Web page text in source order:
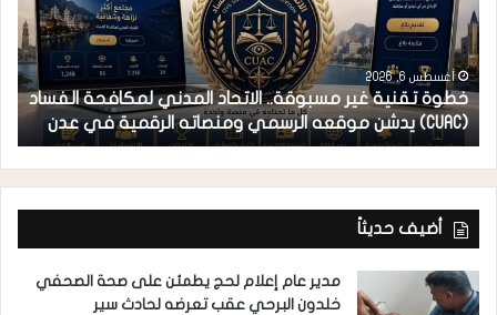
أغسطس 6, 2026
خطوة تقنية غير مسبوقة.. الاتحاد المدني لمكافحة الفساد
(CUAC) يدشن موقعه الرسمي ومنصاته الرقمية في عدن
أضيف حديثاً
مدير عام إعلام لحج يطمئن على صحة الصحفي
خلدون البرحي عقب تعرضه لحادث سير